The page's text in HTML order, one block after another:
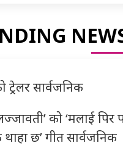
को ट्रेलर सार्वजनिक
को ‘मलाई पिर
छ’ गीत सार्वजनिक